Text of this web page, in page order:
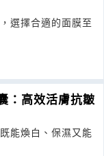
選擇合適的面膜至
：高效活膚抗皺
能煥白、保濕又能